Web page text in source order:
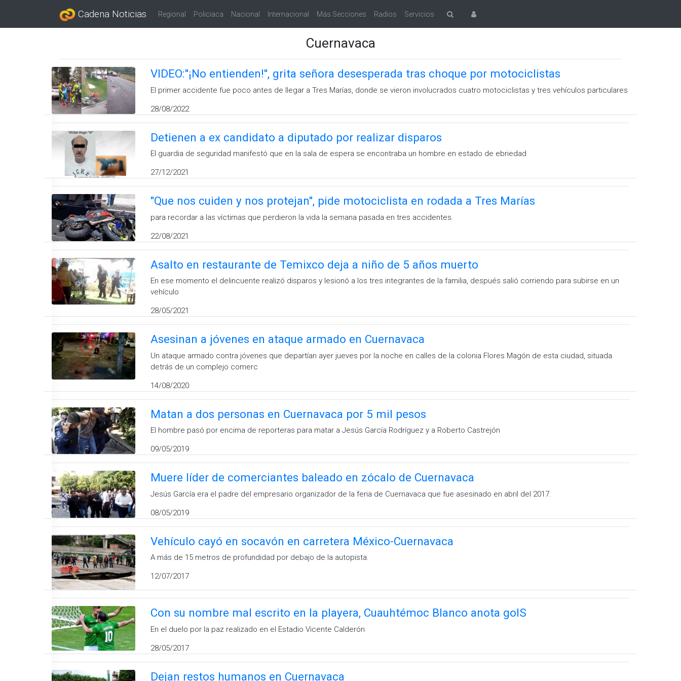
Cadena Noticias Regional Policiaca Nacional Internacional Más Secciones Radios Servicios
Cuernavaca
VIDEO:''¡No entienden!'', grita señora desesperada tras choque por motociclistas
El primer accidente fue poco antes de llegar a Tres Marías, donde se vieron involucrados cuatro motociclistas y tres vehículos particulares
28/08/2022
Detienen a ex candidato a diputado por realizar disparos
El guardia de seguridad manifestó que en la sala de espera se encontraba un hombre en estado de ebriedad
27/12/2021
''Que nos cuiden y nos protejan'', pide motociclista en rodada a Tres Marías
para recordar a las víctimas que perdieron la vida la semana pasada en tres accidentes.
22/08/2021
Asalto en restaurante de Temixco deja a niño de 5 años muerto
En ese momento el delincuente realizó disparos y lesionó a los tres integrantes de la familia, después salió corriendo para subirse en un
vehículo
28/05/2021
Asesinan a jóvenes en ataque armado en Cuernavaca
Un ataque armado contra jóvenes que departían ayer jueves por la noche en calles de la colonia Flores Magón de esta ciudad, situada
detrás de un complejo comerc
14/08/2020
Matan a dos personas en Cuernavaca por 5 mil pesos
El hombre pasó por encima de reporteras para matar a Jesús García Rodríguez y a Roberto Castrejón
09/05/2019
Muere líder de comerciantes baleado en zócalo de Cuernavaca
Jesús García era el padre del empresario organizador de la feria de Cuernavaca que fue asesinado en abril del 2017.
08/05/2019
Vehículo cayó en socavón en carretera México-Cuernavaca
A más de 15 metros de profundidad por debajo de la autopista.
12/07/2017
Con su nombre mal escrito en la playera, Cuauhtémoc Blanco anota golS
En el duelo por la paz realizado en el Estadio Vicente Calderón
28/05/2017
Dejan restos humanos en Cuernavaca